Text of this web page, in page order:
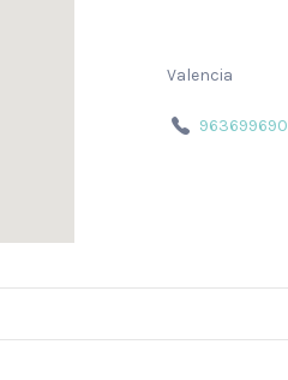
Valencia
963699690